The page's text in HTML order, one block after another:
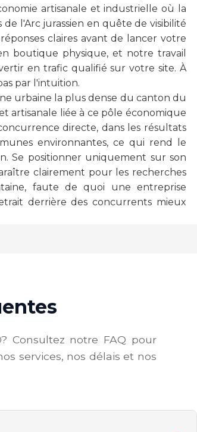
artisanale et industrielle où la
l'Arc jurassien en quête de visibilité
claires avant de lancer votre
boutique physique, et notre travail
en trafic qualifié sur votre site. À
par l'intuition.
urbaine la plus dense du canton du
artisanale liée à ce pôle économique
directe, dans les résultats
environnantes, ce qui rend le
Se positionner uniquement sur son
clairement pour les recherches
faute de quoi une entreprise
derrière des concurrents mieux
Consultez notre FAQ pour
services, nos délais et nos